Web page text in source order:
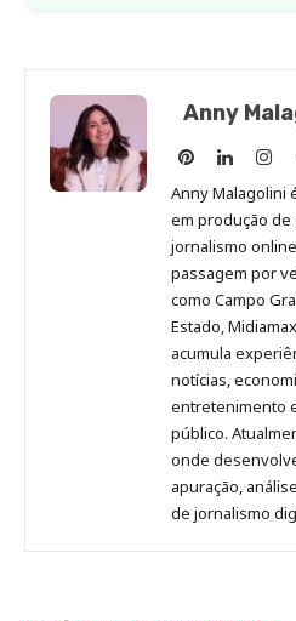
Anny
Anny
Malagolini
no
Pinterest
Anny
no
no
Anny Malagolini
em produção
jornalismo
passagem por
como Campo
Estado,
acumula
notícias,
entretenimento
público.
onde
apuração,
de jornalismo